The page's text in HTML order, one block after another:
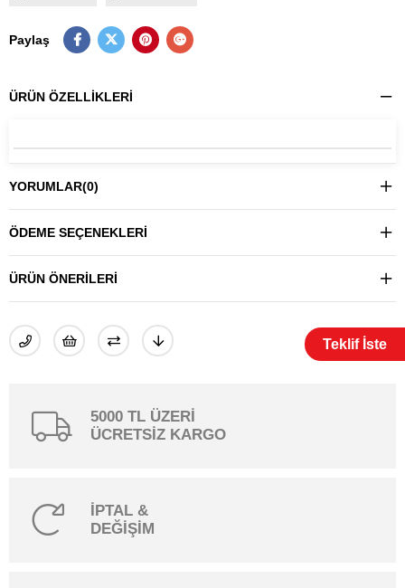
Teklif İste
Paylaş
ÜRÜN ÖZELLIKLERI
YORUMLAR(0)
ÖDEME SEÇENEKLERI
ÜRÜN ÖNERILERI
5000 TL ÜZERİ
ÜCRETSİZ KARGO
İPTAL &
DEĞİŞİM